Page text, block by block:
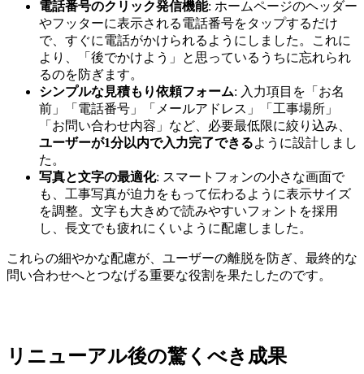
電話番号のクリック発信機能: ホームページのヘッダー
やフッターに表示される電話番号をタップするだけ
で、すぐに電話がかけられるようにしました。これに
より、「後でかけよう」と思っているうちに忘れられ
るのを防ぎます。
シンプルな見積もり依頼フォーム: 入力項目を「お名
前」「電話番号」「メールアドレス」「工事場所」
「お問い合わせ内容」など、必要最低限に絞り込み、
ユーザーが1分以内で入力完了できるように設計しまし
た。
写真と文字の最適化: スマートフォンの小さな画面で
も、工事写真が迫力をもって伝わるように表示サイズ
を調整。文字も大きめで読みやすいフォントを採用
し、長文でも疲れにくいように配慮しました。
これらの細やかな配慮が、ユーザーの離脱を防ぎ、最終的な
問い合わせへとつなげる重要な役割を果たしたのです。
リニューアル後の驚くべき成果